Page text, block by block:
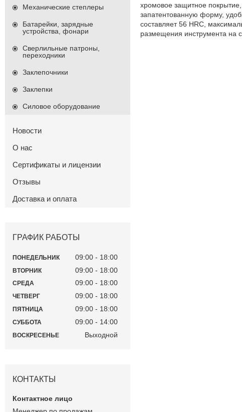
хромовое защитное
запатентованную форму,
составляет 56 HRC,
размещения инструмента на
Механические степлеры
Батарейки, зарядные
устройства, фонари
Сверлильные патроны,
переходники
Заклепочники
Заклепки
Силовое оборудование
Новости
О нас
Сертификаты и лицензии
Отзывы
Доставка и оплата
ГРАФИК РАБОТЫ
ПОНЕДЕЛЬНИК 09:00 18:00
ВТОРНИК 09:00 18:00
СРЕДА 09:00 18:00
ЧЕТВЕРГ 09:00 18:00
ПЯТНИЦА 09:00 18:00
СУББОТА 09:00 14:00
ВОСКРЕСЕНЬЕ Выходной
КОНТАКТЫ